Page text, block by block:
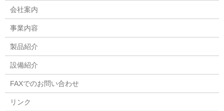
会社案内
事業内容
製品紹介
設備紹介
FAXでのお問い合わせ
リンク